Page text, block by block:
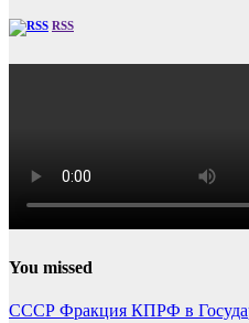
RSS
You missed
СССР Фракция КПРФ в